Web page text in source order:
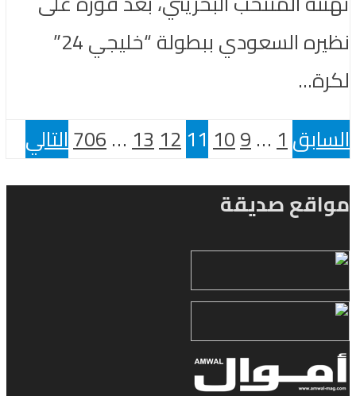
نظيره السعودي ببطولة “خليجي 24”
لكرة...
السابق1
…
9
10
11
12
13
…
706التالي
مواقع صديقة